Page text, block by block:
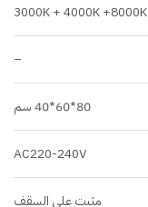
3000K + 4000K +8000K
–
80*60*40 سم
AC220-240V
مثبت على السقف